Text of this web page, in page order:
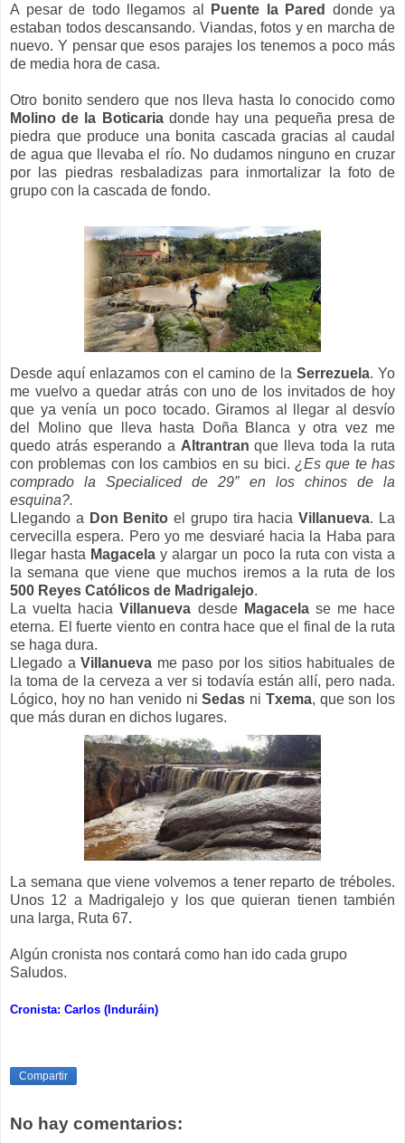
A pesar de todo llegamos al
Puente la Pared
donde ya
estaban todos descansando. Viandas, fotos y en marcha de
nuevo. Y pensar que esos parajes los tenemos a poco más
de media hora de casa.
Otro bonito sendero que nos lleva hasta lo conocido como
Molino de la Boticaria donde hay una pequeña presa de
piedra que produce una bonita cascada gracias al caudal
de agua que llevaba el río. No dudamos ninguno en cruzar
por las piedras resbaladizas para inmortalizar la foto de
grupo con la cascada de fondo.
Desde aquí enlazamos con el camino de laSerrezuela. Yo
me vuelvo a quedar atrás con uno de los invitados de hoy
que ya venía un poco tocado. Giramos al llegar al desvío
del Molino que lleva hasta Doña Blanca y otra vez me
quedo atrás esperando a Altrantran que lleva toda la ruta
con problemas con los cambios en su bici. ¿Es que te has
compradola Specialicedde29”en los chinos de la
esquina?.
Llegando a Don Benito el grupo tira haciaVillanueva. La
cervecilla espera. Pero yo me desviaré hacia la Haba para
llegar hasta Magacela y alargar un poco la ruta con vista a
la semana que viene que muchos iremos a la ruta de los
500 Reyes Católicos de Madrigalejo.
La vuelta haciaVillanueva desde Magacelase me hace
eterna. El fuerte viento en contra hace que el final de la ruta
se haga dura.
Llegado aVillanueva me paso por los sitios habituales de
la toma de la cerveza a ver si todavía están allí, pero nada.
Lógico, hoy no han venido niSedas ni Txema, que son los
que más duran en dichos lugares.
La semana que viene volvemos a tener reparto de tréboles.
Unos 12 a Madrigalejo y los que quieran tienen también
una larga, Ruta 67.
Algún cronista nos contará como han ido cada grupo
Saludos.
Cronista: Carlos (Induráin)
Compartir
No hay comentarios: